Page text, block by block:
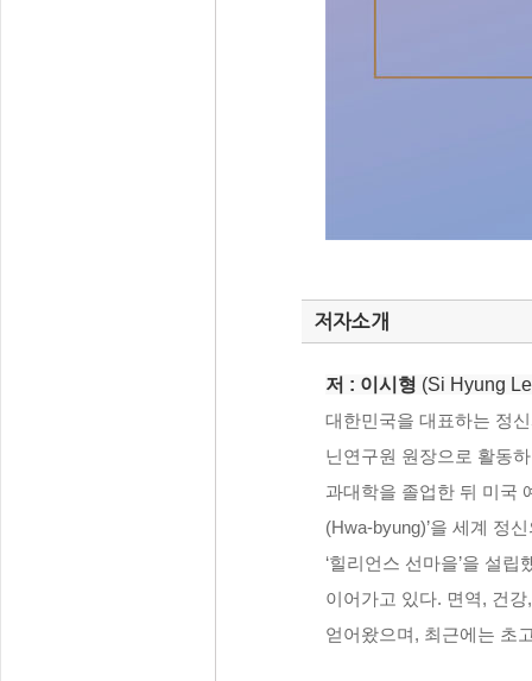
저자소개
저 : 이시형 (Si Hyung
대한민국을 대표하는 정
닌연구원 원장으로 활동
과대학을 졸업한 뒤 미국
(Hwa-byung)’을 세계 정
‘힐리언스 선마을’을 설
이어가고 있다. 면역, 건
얻어왔으며, 최근에는 초